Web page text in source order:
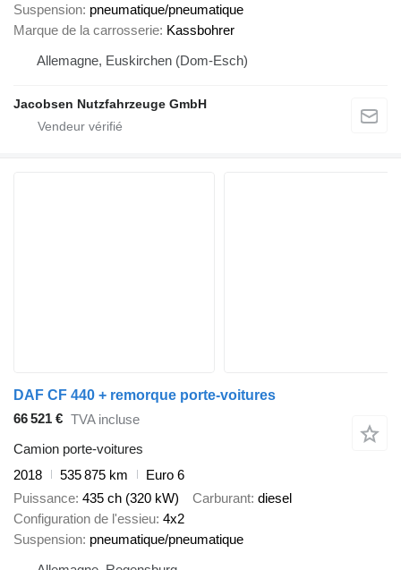
Suspension pneumatique/pneumatique
Marque de la carrosserie Kassbohrer
Allemagne, Euskirchen (Dom-Esch)
Jacobsen Nutzfahrzeuge GmbH
DAF CF 440 + remorque porte-voitures
66 521 € TVA incluse
Camion porte-voitures
2018
535 875 km
Euro 6
Puissance 435 ch (320 kW) Carburant diesel
Configuration de l'essieu 4x2
Suspension pneumatique/pneumatique